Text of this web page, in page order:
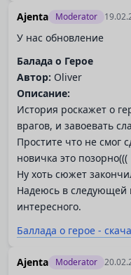
Ajenta Moderator
У нас обновление
Балада о Герое
Автор: Oliver
Описание:
История роскажет о
врагов, и завоевать
Простите что не смог
новичка это позорно(((
Ну хоть сюжет
Надеюсь в следующей
интересного.
Баллада о герое -
Ajenta Moderator